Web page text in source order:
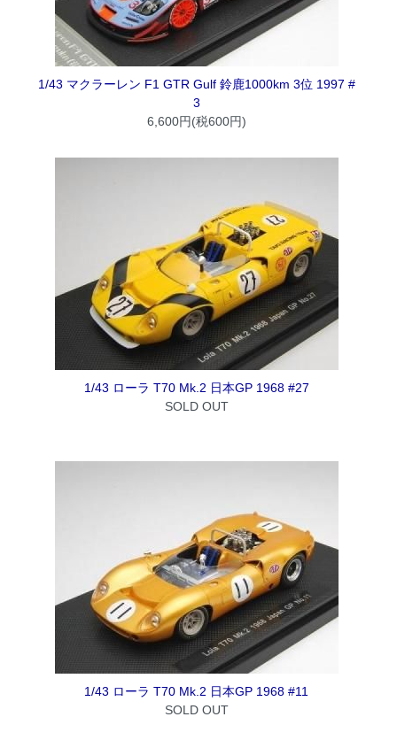
1/43 マクラーレン F1 GTR Gulf 鈴鹿1000km 3位 1997 #
3
6,600円(税600円)
1/43 ローラ T70 Mk.2 日本GP 1968 #27
SOLD OUT
1/43 ローラ T70 Mk.2 日本GP 1968 #11
SOLD OUT